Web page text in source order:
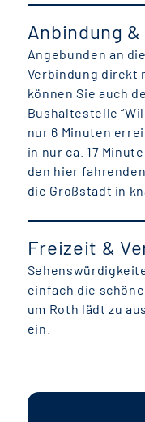
Anbindung
Angebunden an
Verbindung direkt
können Sie auch
Bushaltestelle
nur 6 Minuten
in nur ca. 17
den hier
die Großstadt in
Freizeit &
einfach die
um Roth lädt zu
ein.